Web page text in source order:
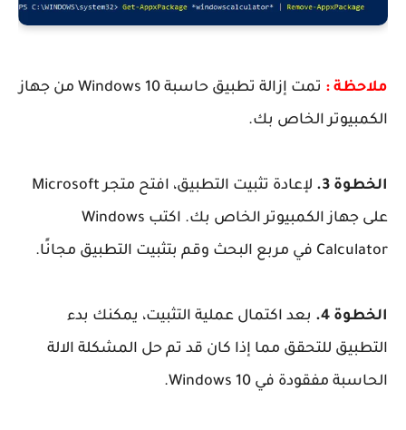
ملاحظة :
تمت إزالة تطبيق حاسبة Windows 10 من جهاز
الكمبيوتر الخاص بك.
الخطوة 3.
لإعادة تثبيت التطبيق، افتح متجر Microsoft
على جهاز الكمبيوتر الخاص بك. اكتب Windows
Calculator في مربع البحث وقم بتثبيت التطبيق مجانًا.
الخطوة 4.
بعد اكتمال عملية التثبيت، يمكنك بدء
التطبيق للتحقق مما إذا كان قد تم حل المشكلة الالة
الحاسبة مفقودة في Windows 10.